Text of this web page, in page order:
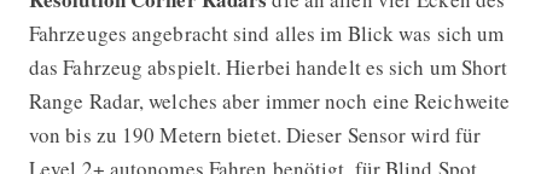
Fahrzeuges angebracht sind alles im Blick was sich um
das Fahrzeug abspielt. Hierbei handelt es sich um Short
Range Radar, welches aber immer noch eine Reichweite
von bis zu 190 Metern bietet. Dieser Sensor wird für